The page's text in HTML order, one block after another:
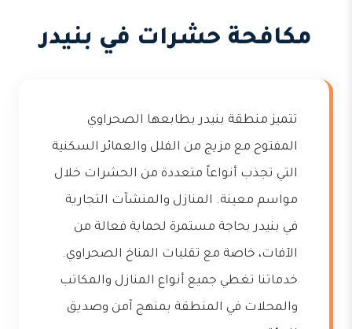
مكافحة حشرات في بنيدر
تتميز منطقة بنيدر بطابعها الصحراوي
المفتوح مع مزيج من الفلل والعمائر السكنية
التي تجذب أنواعاً متعددة من الحشرات خلال
مواسم معينة. المنازل والمنشآت التجارية
في بنيدر بحاجة مستمرة لحماية فعالة من
الآفات، خاصة مع تقلبات المناخ الصحراوي.
خدماتنا تغطي جميع أنواع المنازل والمكاتب
والمحلات في المنطقة بمنهج آمن وصديق